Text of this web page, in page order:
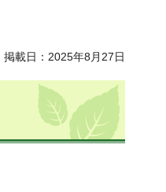
掲載日：2025年8月27日